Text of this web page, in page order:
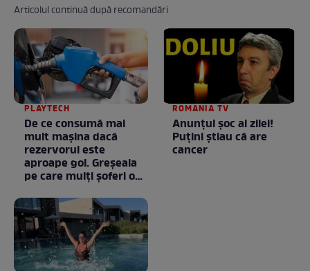
Articolul continuă după recomandări
PLAYTECH
De ce consumă mai
mult mașina dacă
rezervorul este
aproape gol. Greșeala
pe care mulți șoferi o
ROMANIA TV
Anunţul şoc al zilei!
Puţini ştiau că are
cancer